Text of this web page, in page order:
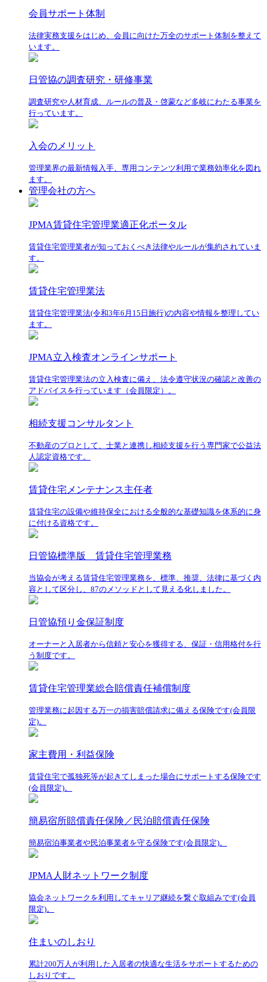
会員サポート体制
法律実務支援をはじめ、会員に向けた万全のサポート体制を整えて
います。
日管協の調査研究・研修事業
調査研究や人材育成、ルールの普及・啓蒙など多岐にわたる事業を
行っています。
入会のメリット
管理業界の最新情報入手、専用コンテンツ利用で業務効率化を図れ
ます。
管理会社の方へ
JPMA賃貸住宅管理業適正化ポータル
賃貸住宅管理業者が知っておくべき法律やルールが集約されていま
す。
賃貸住宅管理業法
賃貸住宅管理業法(令和3年6月15日施行)の内容や情報を整理してい
ます。
JPMA立入検査オンラインサポート
賃貸住宅管理業法の立入検査に備え、法令遵守状況の確認と改善の
アドバイスを行っています（会員限定）。
相続支援コンサルタント
不動産のプロとして、士業と連携し相続支援を行う専門家で公益法
人認定資格です。
賃貸住宅メンテナンス主任者
賃貸住宅の設備や維持保全における全般的な基礎知識を体系的に身
に付ける資格です。
日管協標準版 賃貸住宅管理業務
当協会が考える賃貸住宅管理業務を、標準、推奨、法律に基づく内
容として区分し、87のメソッドとして見える化しました。
日管協預り金保証制度
オーナーと入居者から信頼と安心を獲得する、保証・信用格付を行
う制度です。
賃貸住宅管理業総合賠償責任補償制度
管理業務に起因する万一の損害賠償請求に備える保険です(会員限
定)。
家主費用・利益保険
賃貸住宅で孤独死等が起きてしまった場合にサポートする保険です
(会員限定)。
簡易宿所賠償責任保険／民泊賠償責任保険
簡易宿泊事業者や民泊事業者を守る保険です(会員限定)。
JPMA人財ネットワーク制度
協会ネットワークを利用してキャリア継続を繋ぐ取組みです(会員
限定)。
住まいのしおり
累計200万人が利用した入居者の快適な生活をサポートするための
しおりです。